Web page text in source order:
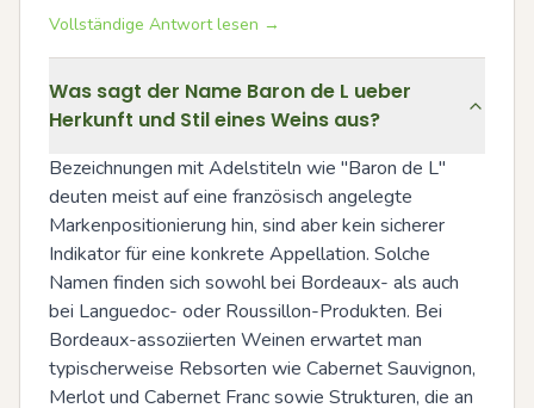
Vollständige Antwort lesen →
Was sagt der Name Baron de L ueber
Herkunft und Stil eines Weins aus?
Bezeichnungen mit Adelstiteln wie "Baron de L"
deuten meist auf eine französisch angelegte
Markenpositionierung hin, sind aber kein sicherer
Indikator für eine konkrete Appellation. Solche
Namen finden sich sowohl bei Bordeaux- als auch
bei Languedoc- oder Roussillon-Produkten. Bei
Bordeaux-assoziierten Weinen erwartet man
typischerweise Rebsorten wie Cabernet Sauvignon,
Merlot und Cabernet Franc sowie Strukturen, die an